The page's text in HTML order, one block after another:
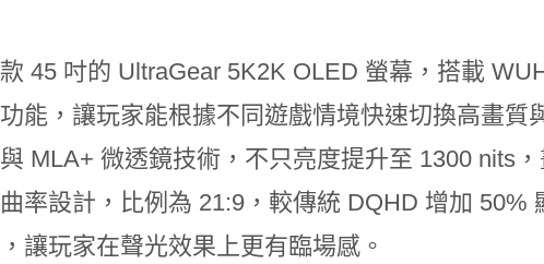
45 吋的 UltraGear 5K2K OLED 螢幕，搭載
能，讓玩家能根據不同遊戲情境快速切換高畫質
MLA+ 微透鏡技術，不只亮度提升至 1300 nits
率設計，比例為 21:9，較傳統 DQHD 增加 50%
讓玩家在聲光效果上更有臨場感。